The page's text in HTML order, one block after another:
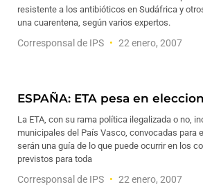
resistente a los antibióticos en Sudáfrica y
una cuarentena, según varios expertos.
Corresponsal de IPS 22 enero, 2007
ESPAÑA: ETA pesa en
La ETA, con su rama política ilegalizada o no,
municipales del País Vasco, convocadas para
serán una guía de lo que puede ocurrir en los
previstos para toda
Corresponsal de IPS 22 enero, 2007